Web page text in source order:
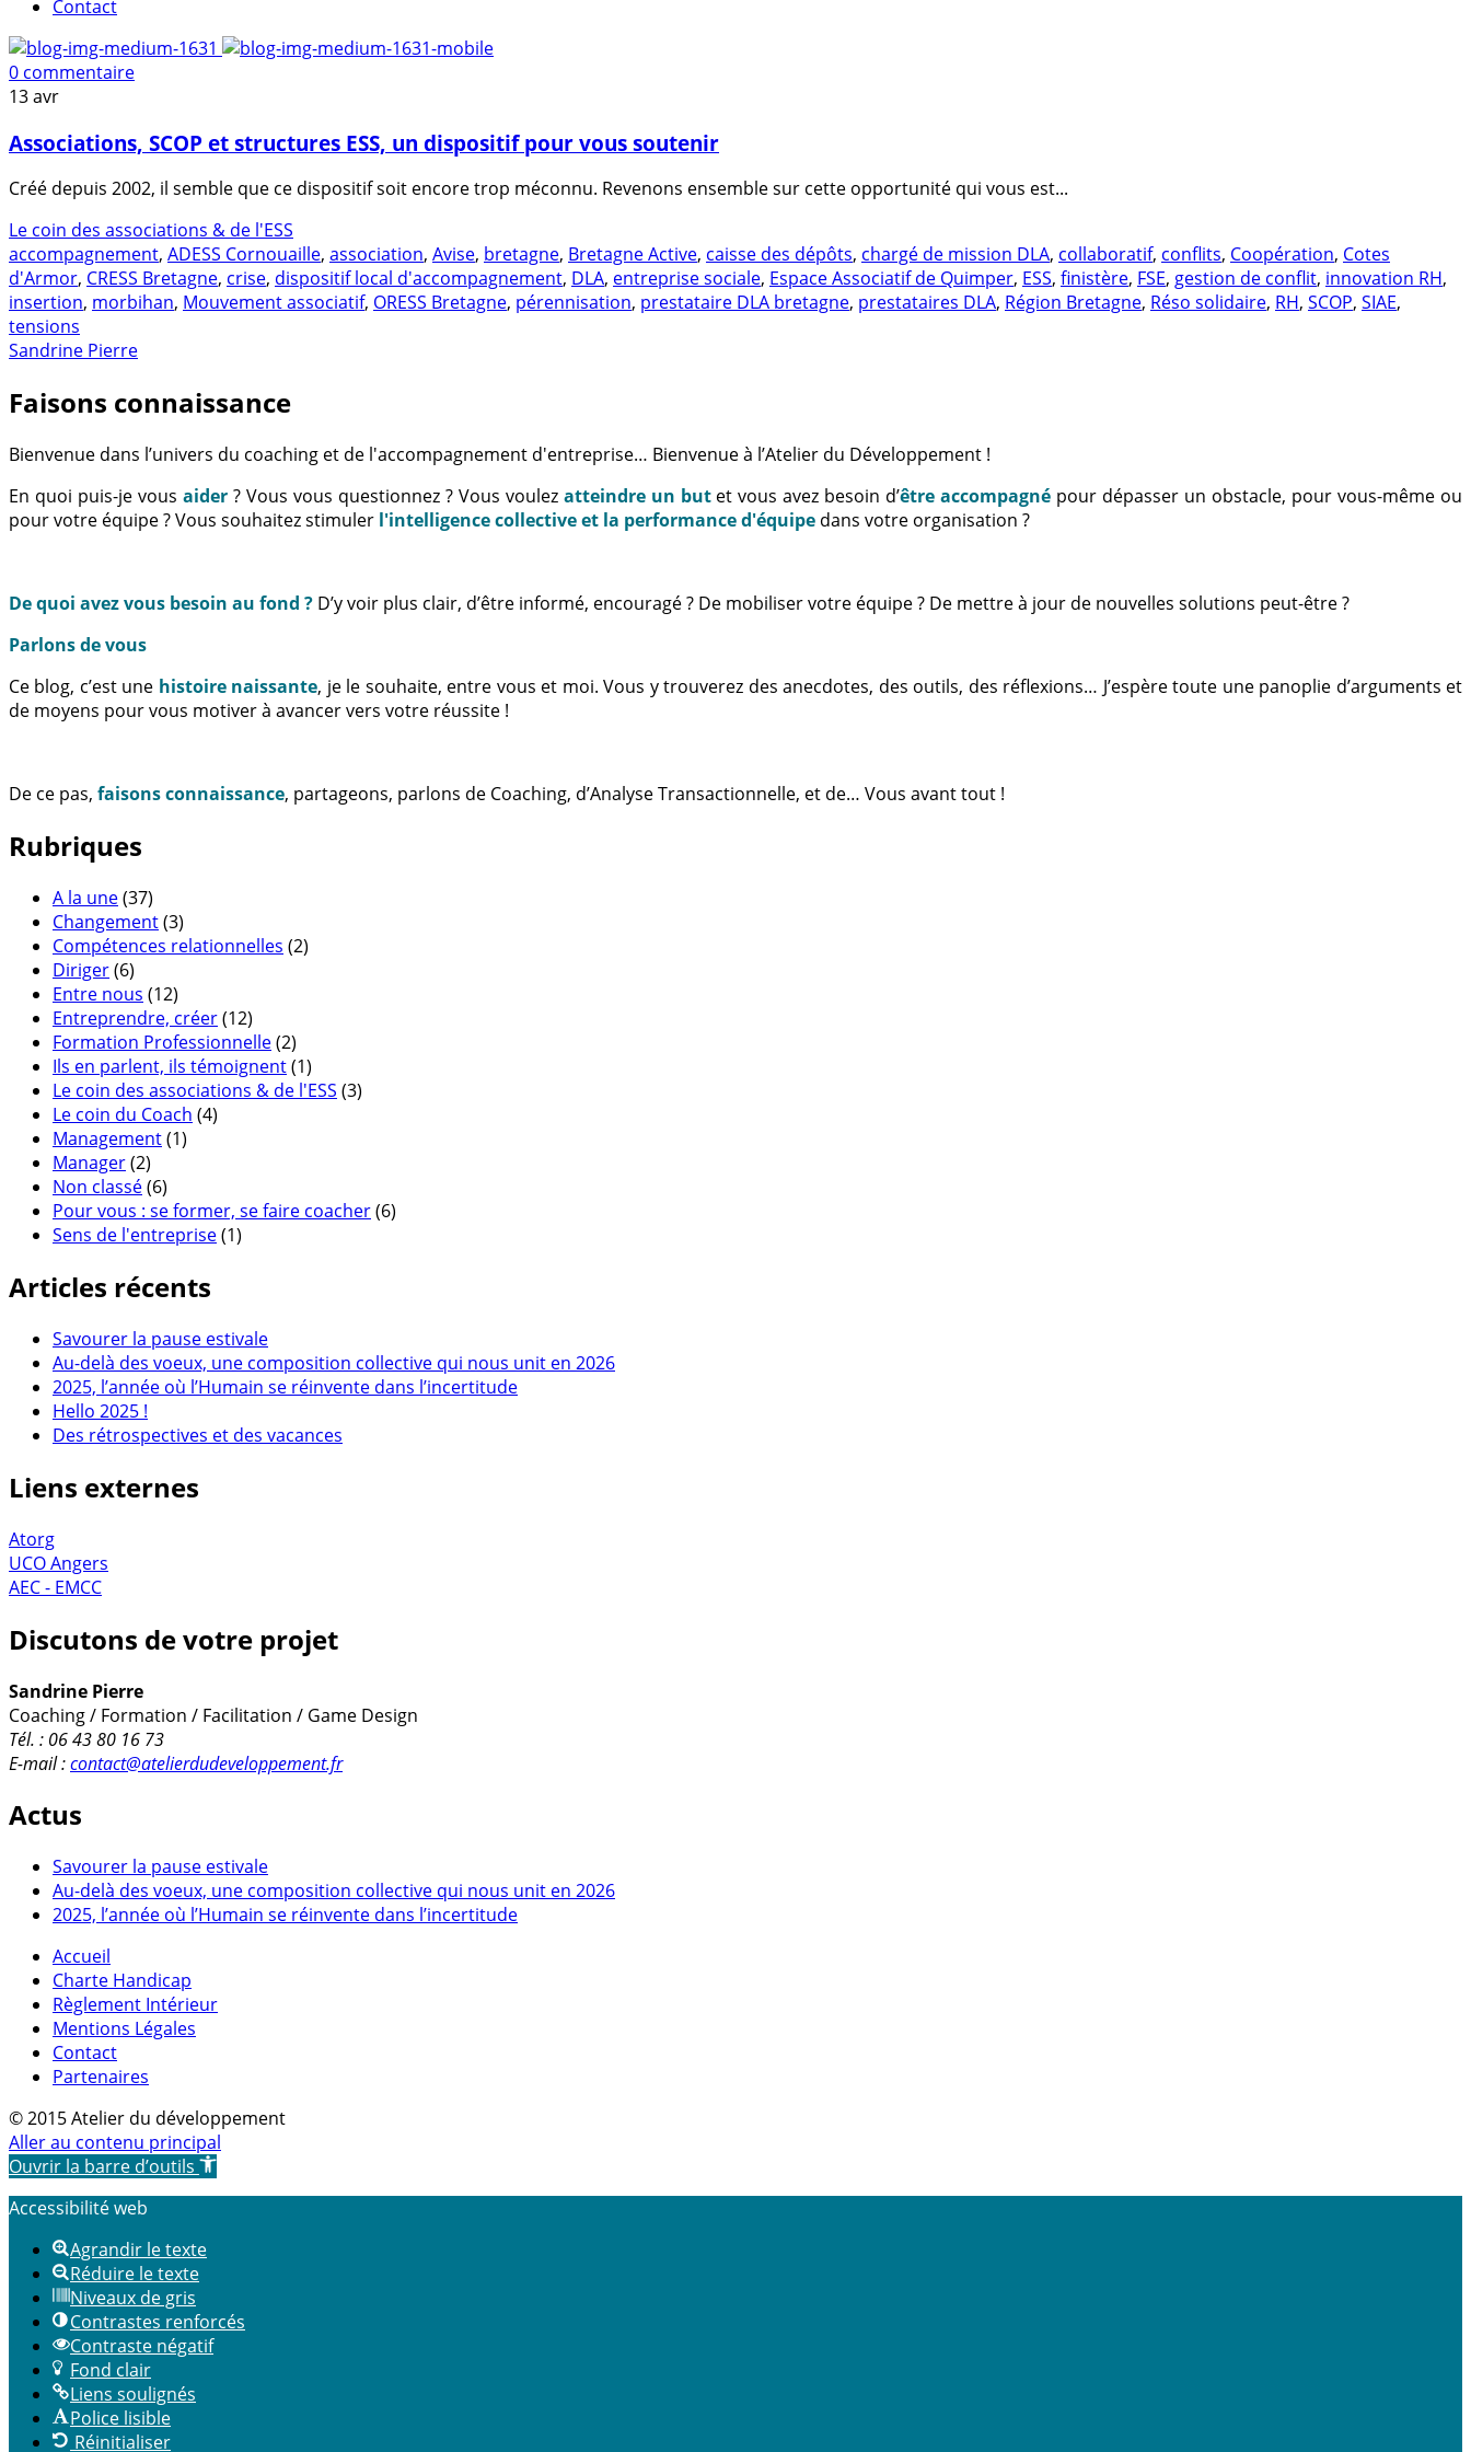
Contact
0 commentaire
13avr
Associations, SCOP et structures ESS, un dispositif pour vous soutenir
Créé depuis 2002, il semble que ce dispositif soit encore trop méconnu. Revenons ensemble sur cette opportunité qui vous est...
Le coin des associations & de l'ESS
accompagnement, ADESS Cornouaille, association, Avise, bretagne, Bretagne Active, caisse des dépôts, chargé de mission DLA, collaboratif, conflits, Coopération, Cotes
d'Armor, CRESS Bretagne, crise, dispositif local d'accompagnement, DLA, entreprise sociale, Espace Associatif de Quimper, ESS, finistère, FSE, gestion de conflit, innovation RH,
insertion, morbihan, Mouvement associatif, ORESS Bretagne, pérennisation, prestataire DLA bretagne, prestataires DLA, Région Bretagne, Réso solidaire, RH, SCOP, SIAE,
tensions
Sandrine Pierre
Faisons connaissance
Bienvenue dans l’univers du coaching et de l'accompagnement d'entreprise… Bienvenue à l’Atelier du Développement !
En quoi puis-je vous aider? Vous vous questionnez ? Vous voulez atteindre un butet vous avez besoin d’être accompagné pour dépasser un obstacle, pour vous-même ou
pour votre équipe ? Vous souhaitez stimuler l'intelligence collective et la performance d'équipe dans votre organisation ?
De quoi avez vous besoin au fond ? D’y voir plus clair, d’être informé, encouragé ? De mobiliser votre équipe ? De mettre à jour de nouvelles solutions peut-être ?
Parlons de vous
Ce blog, c’est une histoire naissante, je le souhaite, entre vous et moi. Vous y trouverez des anecdotes, des outils, des réflexions… J’espère toute une panoplie d’arguments et
de moyens pour vous motiver à avancer vers votre réussite !
De ce pas, faisons connaissance, partageons, parlons de Coaching, d’Analyse Transactionnelle, et de… Vous avant tout !
Rubriques
A la une(37)
Changement(3)
Compétences relationnelles (2)
Diriger(6)
Entre nous (12)
Entreprendre, créer(12)
Formation Professionnelle(2)
Ils en parlent, ils témoignent(1)
Le coin des associations & de l'ESS (3)
Le coin du Coach (4)
Management(1)
Manager(2)
Non classé(6)
Pour vous : se former, se faire coacher(6)
Sens de l'entreprise(1)
Articles récents
Savourer la pause estivale
Au-delà des voeux, une composition collective qui nous unit en 2026
2025, l’année où l’Humain se réinvente dans l’incertitude
Hello 2025 !
Des rétrospectives et des vacances
Liens externes
Atorg
UCO Angers
AEC - EMCC
Discutons de votre projet
Sandrine Pierre
Coaching / Formation / Facilitation / Game Design
Tél. : 06 43 80 16 73
E-mail :contact@atelierdudeveloppement.fr
Actus
Savourer la pause estivale
Au-delà des voeux, une composition collective qui nous unit en 2026
2025, l’année où l’Humain se réinvente dans l’incertitude
Accueil
Charte Handicap
Règlement Intérieur
Mentions Légales
Contact
Partenaires
© 2015 Atelier du développement
Aller au contenu principal
Ouvrir la barre d’outils
Accessibilité web
Agrandir le texte
Réduire le texte
Niveaux de gris
Contrastes renforcés
Contraste négatif
Fond clair
Liens soulignés
Police lisible
Réinitialiser